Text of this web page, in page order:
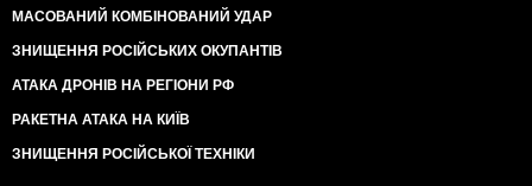
МАСОВАНИЙ КОМБІНОВАНИЙ УДАР
ЗНИЩЕННЯ РОСІЙСЬКИХ ОКУПАНТІВ
АТАКА ДРОНІВ НА РЕГІОНИ РФ
РАКЕТНА АТАКА НА КИЇВ
ЗНИЩЕННЯ РОСІЙСЬКОЇ ТЕХНІКИ